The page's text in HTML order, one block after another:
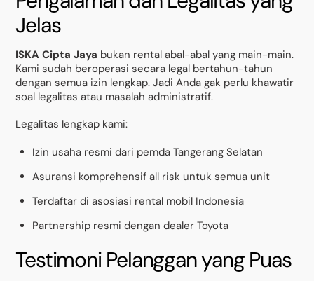
Jelas
ISKA Cipta Jaya bukan rental abal-abal yang main-main.
Kami sudah beroperasi secara legal bertahun-tahun
dengan semua izin lengkap. Jadi Anda gak perlu khawatir
soal legalitas atau masalah administratif.
Legalitas lengkap kami:
Izin usaha resmi dari pemda Tangerang Selatan
Asuransi komprehensif all risk untuk semua unit
Terdaftar di asosiasi rental mobil Indonesia
Partnership resmi dengan dealer Toyota
Testimoni Pelanggan yang Puas